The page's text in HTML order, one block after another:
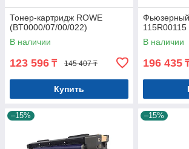
Тонер-картридж ROWE
(BT0000/07/00/022)
В наличии
123 596 ₸ 145 407 ₸
Купить
115R00115
В наличии
196 435
–15% –15%